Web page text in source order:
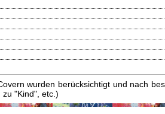
wurden berücksichtigt und nach
"Kind", etc.)